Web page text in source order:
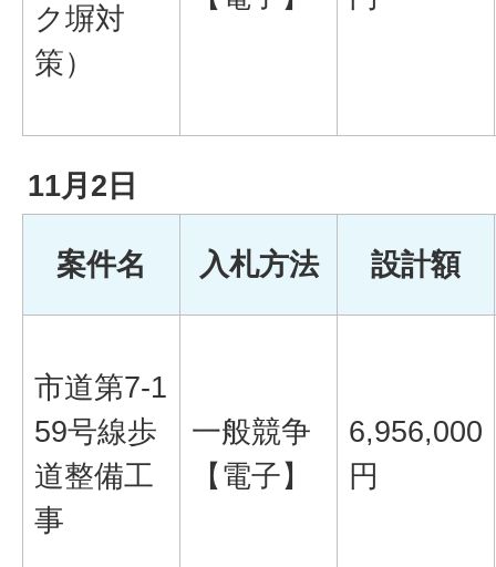
ク塀対
策）
11月2日
案件名 入札方法 設計額
市道第7-1
59号線歩
道整備工
事
一般競争
【電子】
6,956,000
円